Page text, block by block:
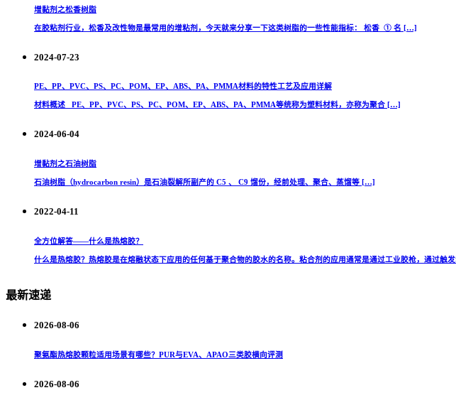
增黏剂之松香树脂
在胶粘剂行业，松香及改性物是最常用的增粘剂，今天就来分享一下这类树脂的一些性能指标： 松香 ① 名 […]
2024-07-23
PE、PP、PVC、PS、PC、POM、EP、ABS、PA、PMMA材料的特性工艺及应用详解
材料概述 PE、PP、PVC、PS、PC、POM、EP、ABS、PA、PMMA等统称为塑料材料，亦称为聚合 […]
2024-06-04
增黏剂之石油树脂
石油树脂（hydrocarbon resin）是石油裂解所副产的 C5 、 C9 馏份，经前处理、聚合、蒸馏等 […]
2022-04-11
全方位解答——什么是热熔胶？
什么是热熔胶？热熔胶是在熔融状态下应用的任何基于聚合物的胶水的名称。粘合剂的应用通常是通过工业胶枪，通过触
最新速递
2026-08-06
聚氨酯热熔胶颗粒适用场景有哪些？PUR与EVA、APAO三类胶横向评测
2026-08-06